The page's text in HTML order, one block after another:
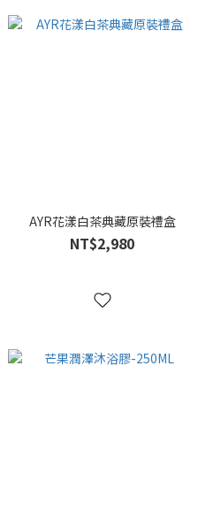
AYR花漾白茶典藏原裝禮盒
NT$2,980